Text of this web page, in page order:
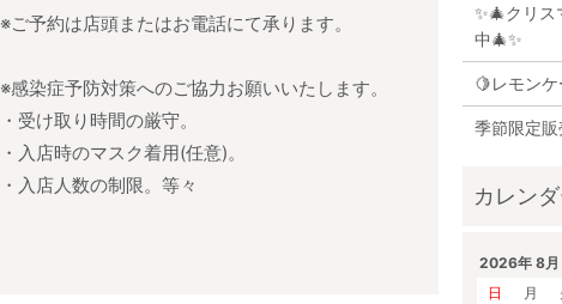
※ご予約は店頭またはお電話にて承ります。
※感染症予防対策へのご協力お願いいたします。
・受け取り時間の厳守。
・入店時のマスク着用(任意)。
・入店人数の制限。等々
✨🎄クリ
中🎄✨
🍋レモン
季節限定
2026年 8月
日
月